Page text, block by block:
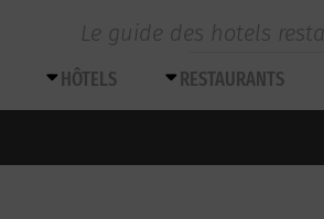
Le guide des hotels
HÔTELS RESTAURANTS